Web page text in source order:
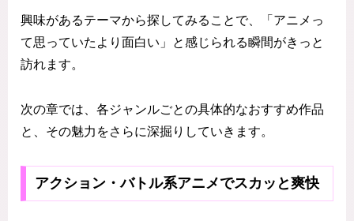
興味があるテーマから探してみることで、「アニメっ
て思っていたより面白い」と感じられる瞬間がきっと
訪れます。
次の章では、各ジャンルごとの具体的なおすすめ作品
と、その魅力をさらに深掘りしていきます。
アクション・バトル系アニメでスカッと爽快